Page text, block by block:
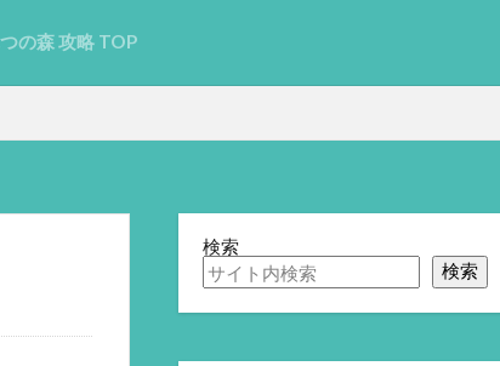
の森 攻略 TOP
検索
検索